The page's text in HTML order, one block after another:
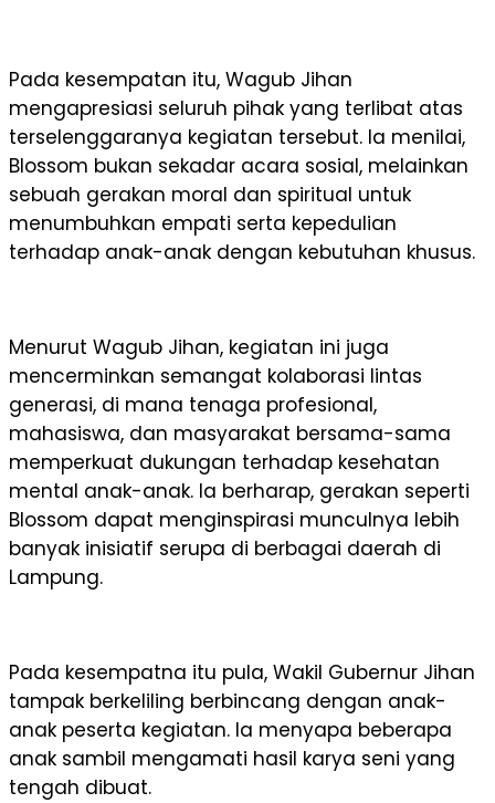
Pada kesempatan itu, Wagub Jihan
mengapresiasi seluruh pihak yang terlibat atas
terselenggaranya kegiatan tersebut. Ia menilai,
Blossom bukan sekadar acara sosial, melainkan
sebuah gerakan moral dan spiritual untuk
menumbuhkan empati serta kepedulian
terhadap anak-anak dengan kebutuhan khusus.
Menurut Wagub Jihan, kegiatan ini juga
mencerminkan semangat kolaborasi lintas
generasi, di mana tenaga profesional,
mahasiswa, dan masyarakat bersama-sama
memperkuat dukungan terhadap kesehatan
mental anak-anak. Ia berharap, gerakan seperti
Blossom dapat menginspirasi munculnya lebih
banyak inisiatif serupa di berbagai daerah di
Lampung.
Pada kesempatna itu pula, Wakil Gubernur Jihan
tampak berkeliling berbincang dengan anak-
anak peserta kegiatan. Ia menyapa beberapa
anak sambil mengamati hasil karya seni yang
tengah dibuat.